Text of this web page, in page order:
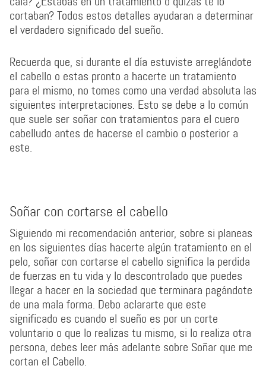
cortaban? Todos estos detalles ayudaran a determinar
el verdadero significado del sueño.
Recuerda que, si durante el día estuviste arreglándote
el cabello o estas pronto a hacerte un tratamiento
para el mismo, no tomes como una verdad absoluta las
siguientes interpretaciones. Esto se debe a lo común
que suele ser soñar con tratamientos para el cuero
cabelludo antes de hacerse el cambio o posterior a
este.
Soñar con cortarse el cabello
Siguiendo mi recomendación anterior, sobre si planeas
en los siguientes días hacerte algún tratamiento en el
pelo, soñar con cortarse el cabello significa la perdida
de fuerzas en tu vida y lo descontrolado que puedes
llegar a hacer en la sociedad que terminara pagándote
de una mala forma. Debo aclararte que este
significado es cuando el sueño es por un corte
voluntario o que lo realizas tu mismo, si lo realiza otra
persona, debes leer más adelante sobre Soñar que me
cortan el Cabello.